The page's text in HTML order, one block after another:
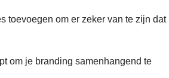
toevoegen om er zeker van te zijn dat
om je branding samenhangend te